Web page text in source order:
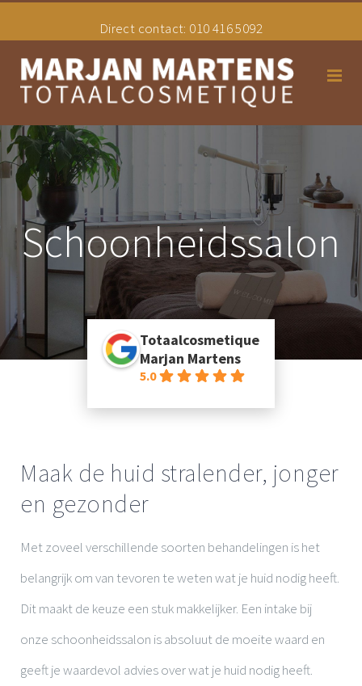
Direct contact: 010 416 5092
Home
Schoonheidssalon
Hair styling
Uw Overgangsconsulente
Schoonheidssalon
Totaalcosmetique
Marjan Martens
5.0
Maak de huid stralender, jonger
en gezonder
Met zoveel verschillende soorten behandelingen is het
belangrijk om van tevoren te weten wat je huid nodig heeft.
Dit maakt de keuze een stuk makkelijker. Een intake bij
onze schoonheidssalon is absoluut de moeite waard en
geeft je waardevol advies over wat je huid nodig heeft.